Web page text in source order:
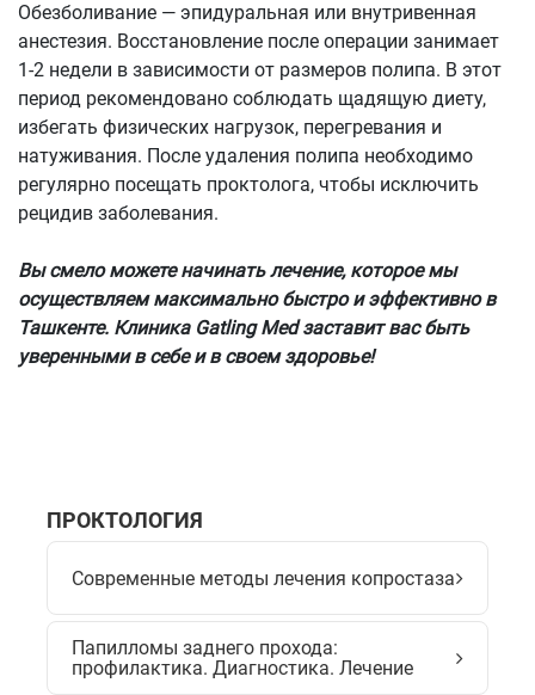
Обезболивание — эпидуральная или внутривенная
анестезия. Восстановление после операции занимает
1-2 недели в зависимости от размеров полипа. В этот
период рекомендовано соблюдать щадящую диету,
избегать физических нагрузок, перегревания и
натуживания. После удаления полипа необходимо
регулярно посещать проктолога, чтобы исключить
рецидив заболевания.
Вы смело можете начинать лечение, которое мы
осуществляем максимально быстро и эффективно в
Ташкенте. Клиника Gatling Med заставит вас быть
уверенными в себе и в своем здоровье!
ПРОКТОЛОГИЯ
Современные методы лечения копростаза
Папилломы заднего прохода:
профилактика. Диагностика. Лечение